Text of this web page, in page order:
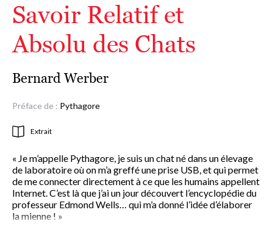
Savoir Relatif et
Absolu des Chats
Bernard Werber
Préface de : Pythagore
Extrait
« Je m’appelle Pythagore, je suis un chat né dans un élevage
de laboratoire où on m’a greffé une prise USB, et qui permet
de me connecter directement à ce que les humains appellent
Internet. C’est là que j’ai un jour découvert l’encyclopédie du
professeur Edmond Wells… qui m’a donné l’idée d’élaborer
la mienne ! »